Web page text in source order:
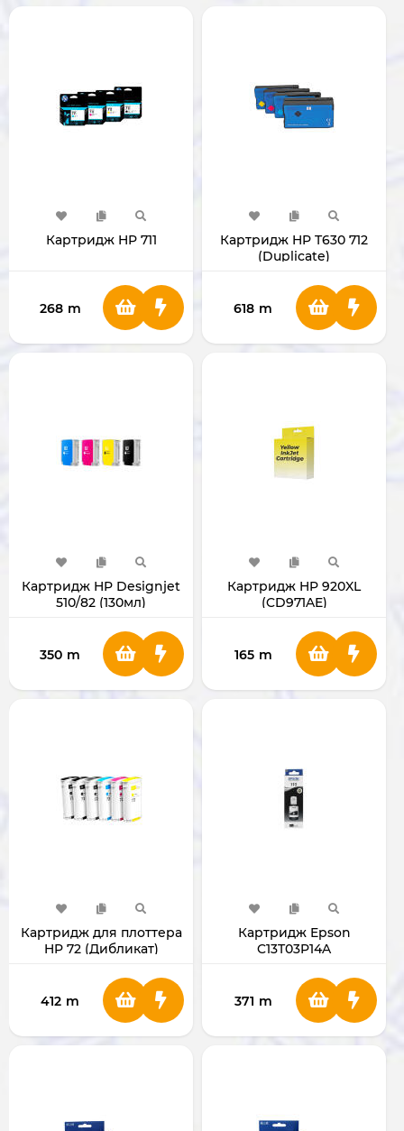
Картридж HP 711
268 m
Картридж HP T630 712
(Duplicate)
618 m
Картридж HP Designjet
510/82 (130мл)
350 m
Картридж HP 920XL
(CD971AE)
165 m
Картридж для плоттера
HP 72 (Дибликат)
412 m
Картридж Epson
C13T03P14A
371 m